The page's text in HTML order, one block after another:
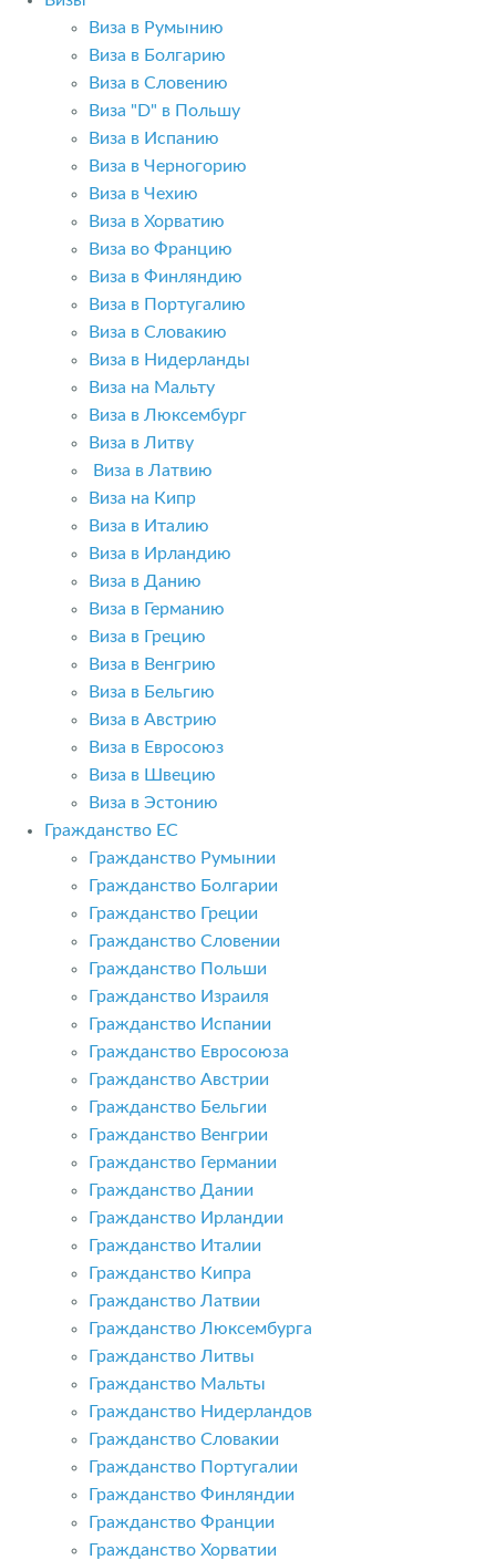
Виза в Румынию
Виза в Болгарию
Виза в Словению
Виза "D" в Польшу
Виза в Испанию
Виза в Черногорию
Виза в Чехию
Виза в Хорватию
Виза во Францию
Виза в Финляндию
Виза в Португалию
Виза в Словакию
Виза в Нидерланды
Виза на Мальту
Виза в Люксембург
Виза в Литву
Виза в Латвию
Виза на Кипр
Виза в Италию
Виза в Ирландию
Виза в Данию
Виза в Германию
Виза в Грецию
Виза в Венгрию
Виза в Бельгию
Виза в Австрию
Виза в Евросоюз
Виза в Швецию
Виза в Эстонию
Гражданство ЕС
Гражданство Румынии
Гражданство Болгарии
Гражданство Греции
Гражданство Словении
Гражданство Польши
Гражданство Израиля
Гражданство Испании
Гражданство Евросоюза
Гражданство Австрии
Гражданство Бельгии
Гражданство Венгрии
Гражданство Германии
Гражданство Дании
Гражданство Ирландии
Гражданство Италии
Гражданство Кипра
Гражданство Латвии
Гражданство Люксембурга
Гражданство Литвы
Гражданство Мальты
Гражданство Нидерландов
Гражданство Словакии
Гражданство Португалии
Гражданство Финляндии
Гражданство Франции
Гражданство Хорватии